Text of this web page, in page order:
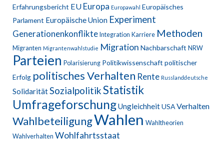
Erfahrungsbericht EU Europa Europawahl Europäisches
Parlament Europäische Union Experiment
Generationenkonflikte Integration Karriere Methoden
Migranten Migrantenwahlstudie Migration Nachbarschaft NRW
Parteien Polarisierung Politikwissenschaft politischer
Erfolg politisches Verhalten Rente Russlanddeutsche
SolidaritätSozialpolitikStatistik
UmfrageforschungUngleichheitUSAVerhalten
WahlbeteiligungWahlen Wahltheorien
Wahlverhalten Wohlfahrtsstaat